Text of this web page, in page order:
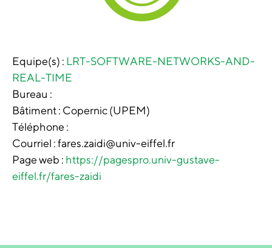
Equipe(s) : LRT-SOFTWARE-NETWORKS-AND-
REAL-TIME
Bureau :
Bâtiment : Copernic (UPEM)
Téléphone :
Courriel : fares.zaidi@univ-eiffel.fr
Page web : https://pagespro.univ-gustave-
eiffel.fr/fares-zaidi